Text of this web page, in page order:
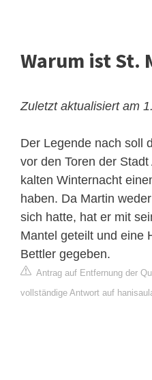
Warum ist St.
Zuletzt aktualisiert am
Der Legende nach soll
vor den Toren der
kalten Winternacht
haben. Da Martin
sich hatte, hat er mit
Mantel geteilt und eine
Bettler gegeben.
Antrag auf Entfernung der
vollständige Antwort auf